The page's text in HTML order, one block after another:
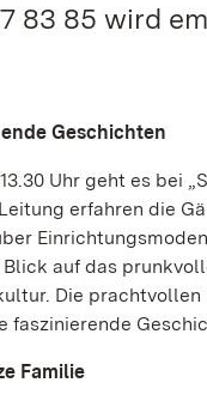
83 85 wird
Geschichten
Uhr geht es bei
erfahren die
auf das
Die
faszinierende
Familie